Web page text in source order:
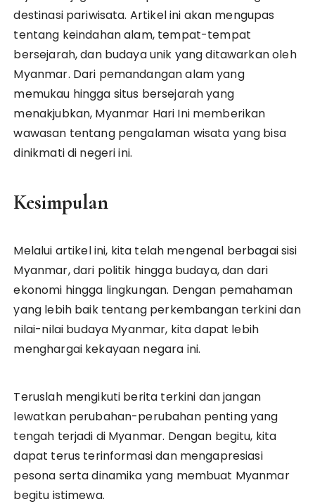
destinasi pariwisata. Artikel ini akan mengupas
tentang keindahan alam, tempat-tempat
bersejarah, dan budaya unik yang ditawarkan oleh
Myanmar. Dari pemandangan alam yang
memukau hingga situs bersejarah yang
menakjubkan, Myanmar Hari Ini memberikan
wawasan tentang pengalaman wisata yang bisa
dinikmati di negeri ini.
Kesimpulan
Melalui artikel ini, kita telah mengenal berbagai sisi
Myanmar, dari politik hingga budaya, dan dari
ekonomi hingga lingkungan. Dengan pemahaman
yang lebih baik tentang perkembangan terkini dan
nilai-nilai budaya Myanmar, kita dapat lebih
menghargai kekayaan negara ini.
Teruslah mengikuti berita terkini dan jangan
lewatkan perubahan-perubahan penting yang
tengah terjadi di Myanmar. Dengan begitu, kita
dapat terus terinformasi dan mengapresiasi
pesona serta dinamika yang membuat Myanmar
begitu istimewa.